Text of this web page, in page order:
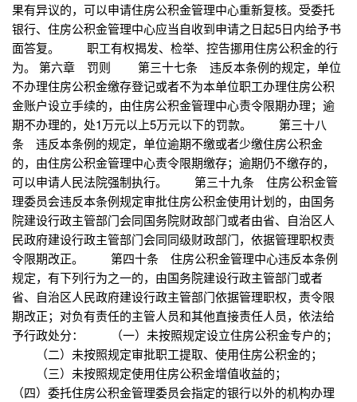
果有异议的，可以申请住房公积金管理中心重新复核。受委托
银行、住房公积金管理中心应当自收到申请之日起5日内给予书
面答复。 职工有权揭发、检举、控告挪用住房公积金的行
为。 第六章 罚则 第三十七条 违反本条例的规定，单位
不办理住房公积金缴存登记或者不为本单位职工办理住房公积
金账户设立手续的，由住房公积金管理中心责令限期办理；逾
期不办理的，处1万元以上5万元以下的罚款。 第三十八
条 违反本条例的规定，单位逾期不缴或者少缴住房公积金
的，由住房公积金管理中心责令限期缴存；逾期仍不缴存的，
可以申请人民法院强制执行。 第三十九条 住房公积金管
理委员会违反本条例规定审批住房公积金使用计划的，由国务
院建设行政主管部门会同国务院财政部门或者由省、自治区人
民政府建设行政主管部门会同同级财政部门，依据管理职权责
令限期改正。 第四十条 住房公积金管理中心违反本条例
规定，有下列行为之一的，由国务院建设行政主管部门或者
省、自治区人民政府建设行政主管部门依据管理职权，责令限
期改正；对负有责任的主管人员和其他直接责任人员，依法给
予行政处分： （一）未按照规定设立住房公积金专户的；
（二）未按照规定审批职工提取、使用住房公积金的；
（三）未按照规定使用住房公积金增值收益的；
（四）委托住房公积金管理委员会指定的银行以外的机构办理